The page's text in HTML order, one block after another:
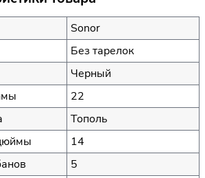
Sonor
Без тарелок
Черный
22
Тополь
14
5